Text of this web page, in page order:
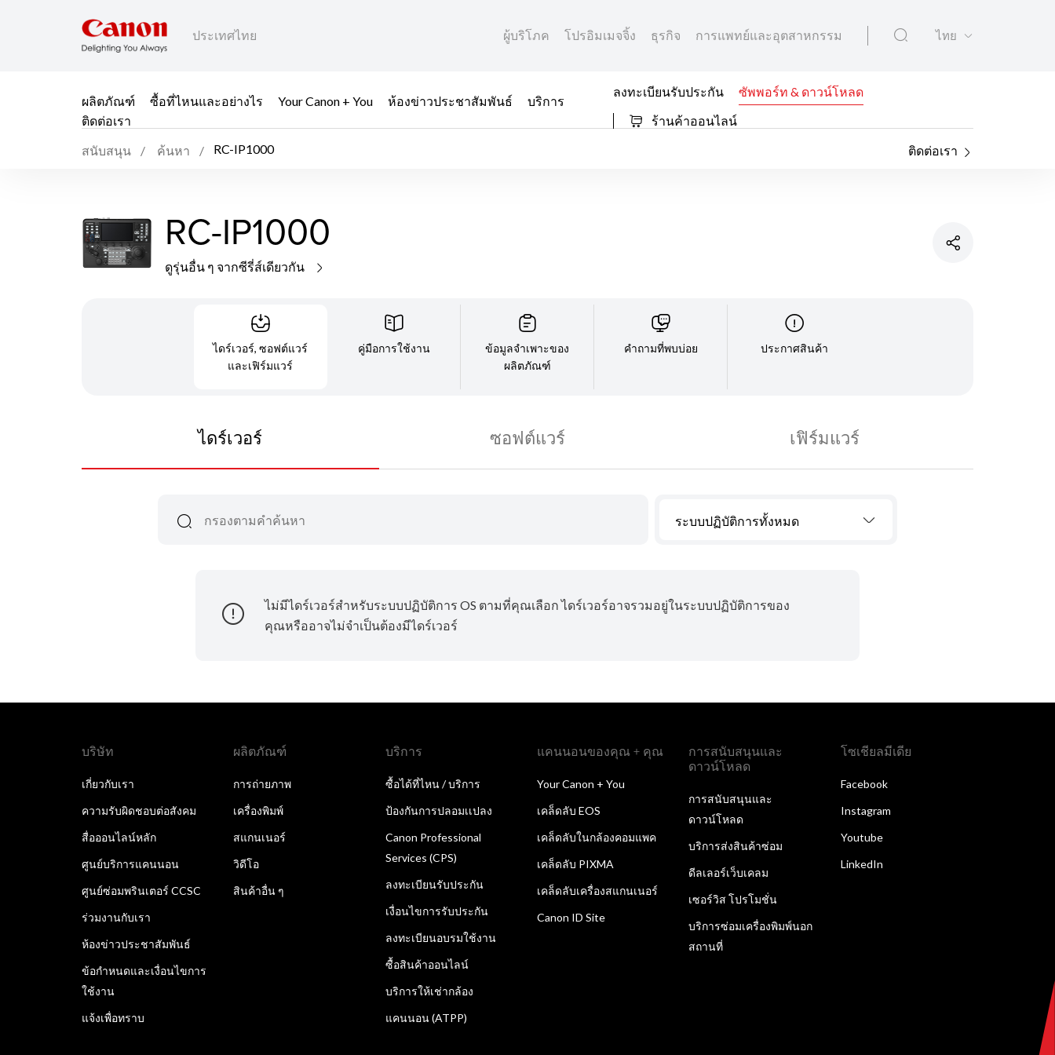
ประเทศไทย ผู้บริโภค โปรอิมเมจจิ้ง ธุรกิจ การแพทย์และอุตสาหกรรม ไทย
ผลิตภัณฑ์ ซื้อที่ไหนและอย่างไร Your Canon + You ห้องข่าวประชาสัมพันธ์
บริการ
ติดต่อเรา
ลงทะเบียนรับประกัน
ซัพพอร์ท & ดาวน์โหลด
ร้านค้าออนไลน์
สนับสนุน ค้นหา RC-IP1000 ติดต่อเรา
RC-IP1000
ดูรุ่นอื่น ๆ จากซีรี่ส์เดียวกัน
ไดร์เวอร์, ซอฟต์แวร์
และเฟิร์มแวร์
คู่มือการใช้งาน
ข้อมูลจำเพาะของ
ผลิตภัณฑ์
คำถามที่พบบ่อย ประกาศสินค้า
ไดร์เวอร์ ซอฟต์แวร์ เฟิร์มแวร์
ระบบปฏิบัติการทั้งหมด
ไม่มีไดร์เวอร์สำหรับระบบปฏิบัติการ OS ตามที่คุณเลือก ไดร์เวอร์อาจรวมอยู่ในระบบปฏิบัติการของ
คุณหรืออาจไม่จำเป็นต้องมีไดร์เวอร์
บริษัท
เกี่ยวกับเรา
ความรับผิดชอบต่อสังคม
สื่อออนไลน์หลัก
ศูนย์บริการแคนนอน
ศูนย์ซ่อมพรินเตอร์ CCSC
ร่วมงานกับเรา
ห้องข่าวประชาสัมพันธ์
ข้อกำหนดและเงื่อนไขการ
ใช้งาน
แจ้งเพื่อทราบ
ผลิตภัณฑ์
การถ่ายภาพ
เครื่องพิมพ์
สแกนเนอร์
วิดีโอ
สินค้าอื่น ๆ
บริการ
ซื้อได้ที่ไหน / บริการ
ป้องกันการปลอมเเปลง
Canon Professional
Services (CPS)
ลงทะเบียนรับประกัน
เงื่อนไขการรับประกัน
ลงทะเบียนอบรมใช้งาน
ซื้อสินค้าออนไลน์
บริการให้เช่ากล้อง
แคนนอน (ATPP)
แคนนอนของคุณ + คุณ
Your Canon + You
เคล็ดลับ EOS
เคล็ดลับในกล้องคอมแพค
เคล็ดลับ PIXMA
เคล็ดลับเครื่องสแกนเนอร์
Canon ID Site
การสนับสนุนและ
ดาวน์โหลด
การสนับสนุนและ
ดาวน์โหลด
บริการส่งสินค้าซ่อม
ดีลเลอร์เว็บเคลม
เซอร์วิส โปรโมชั่น
บริการซ่อมเครื่องพิมพ์นอก
สถานที่
โซเชียลมีเดีย
Facebook
Instagram
Youtube
LinkedIn